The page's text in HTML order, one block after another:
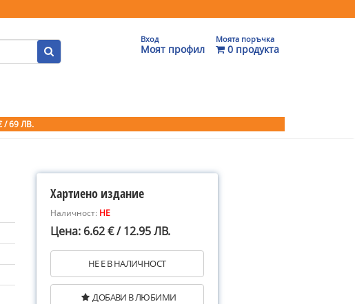
Вход
Моят профил
Моята поръчка
0 продукта
/ 69 ЛВ.
Хартиено издание
Наличност: НЕ
Цена: 6.62 € / 12.95 ЛВ.
НЕ Е В НАЛИЧНОСТ
ДОБАВИ В ЛЮБИМИ